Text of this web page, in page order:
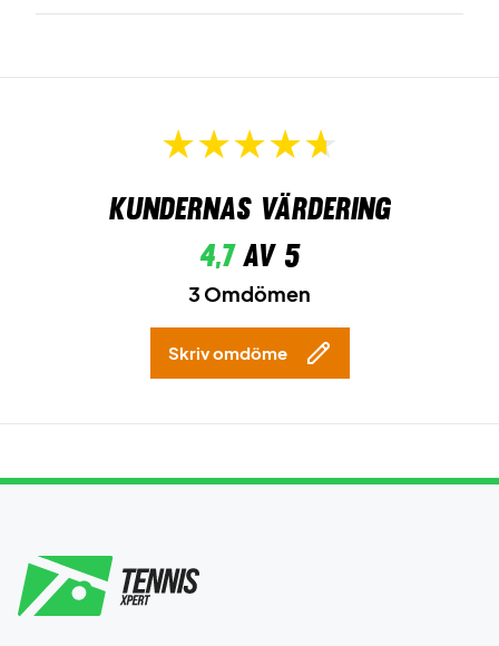
Kundernas värdering
4,7av 5
3 Omdömen
Skriv omdöme